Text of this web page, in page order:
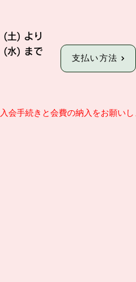
土) より
支払い方法
水) まで
会手続きと会費の納入をお願い